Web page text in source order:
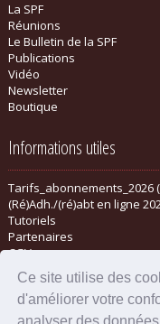
Ce site utilise des
d'améliorer votre
analyser des
La SPF
Réunions
Le Bulletin de la SPF
Publications
Vidéo
Newsletter
Boutique
Informations utiles
Tarifs_abonnements_2026
(Ré)Adh./(ré)abt en ligne
Tutoriels
Partenaires
CGV